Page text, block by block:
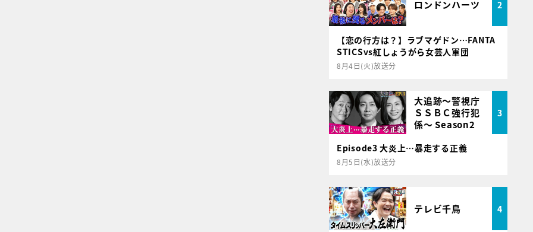
ロンドンハーツ 2
【恋の行方は？】ラブマゲドン…FANTA
STICSvs紅しょうがら女芸人軍団
8月4日(火)放送分
大追跡～警視庁
ＳＳＢＣ強行犯
係～ Season2
3
Episode3 大炎上…暴走する正義
8月5日(水)放送分
テレビ千鳥 4